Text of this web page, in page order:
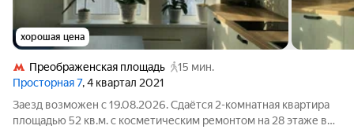
хорошая цена
Преображенская площадь
15 мин.
Просторная 7, 4 квартал 2021
Заезд возможен с 19.08.2026. Сдаётся 2-комнатная квартира
площадью 52 кв.м. с косметическим ремонтом на 28 этаже в